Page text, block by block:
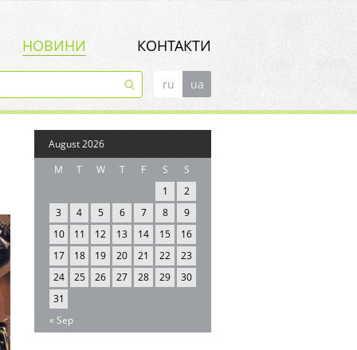
НОВИНИ КОНТАКТИ
ru ua
August 2026
M
T W T F S S
« Sep
1
2
3
4 5 6 7 8
9
10
11 12 13 14 15
16
17
18 19 20 21 22
23
24
25 26 27 28 29
30
31